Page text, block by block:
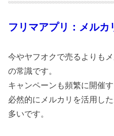
フリマアプリ：メルカ
今やヤフオクで売るよりも
の常識です。
キャンペーンも頻繁に開催
必然的にメルカリを活用し
多いです。